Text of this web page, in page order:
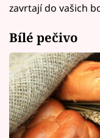
zavrtají do vašich
Bílé pečivo